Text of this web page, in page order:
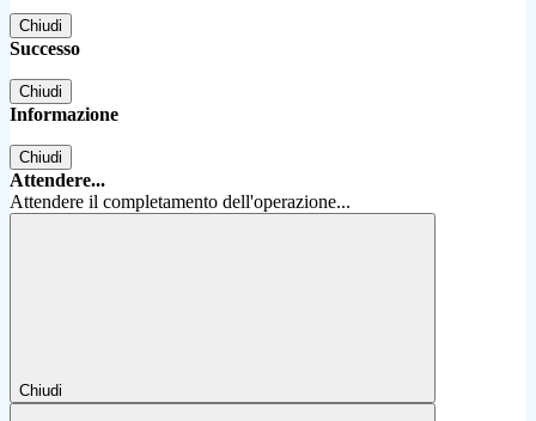
Chiudi
Successo
Chiudi
Informazione
Chiudi
Attendere...
Attendere il completamento dell'operazione...
Chiudi